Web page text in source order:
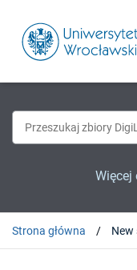
Strona główna